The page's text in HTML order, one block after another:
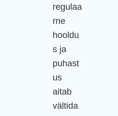
regulaa
rne
hooldu
s ja
puhast
us
aitab
vältida